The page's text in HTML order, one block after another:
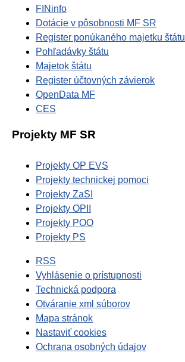
FINinfo
Dotácie v pôsobnosti MF SR
Register ponúkaného majetku štátu
Pohľadávky štátu
Majetok štátu
Register účtovných závierok
OpenData MF
CES
Projekty MF SR
Projekty OP EVS
Projekty technickej pomoci
Projekty ZaSI
Projekty OPII
Projekty POO
Projekty PS
RSS
Vyhlásenie o prístupnosti
Technická podpora
Otváranie xml súborov
Mapa stránok
Nastaviť cookies
Ochrana osobných údajov